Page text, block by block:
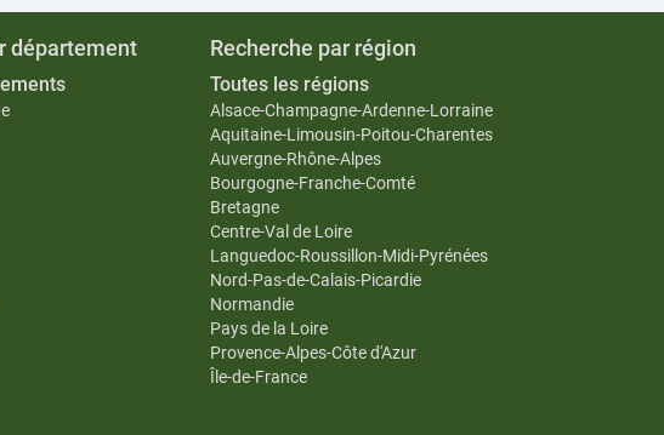
département Recherche par région
Toutes les régions
Alsace-Champagne-Ardenne-Lorraine
Aquitaine-Limousin-Poitou-Charentes
Auvergne-Rhône-Alpes
Bourgogne-Franche-Comté
Bretagne
Centre-Val de Loire
Languedoc-Roussillon-Midi-Pyrénées
Nord-Pas-de-Calais-Picardie
Normandie
Pays de la Loire
Provence-Alpes-Côte d'Azur
Île-de-France